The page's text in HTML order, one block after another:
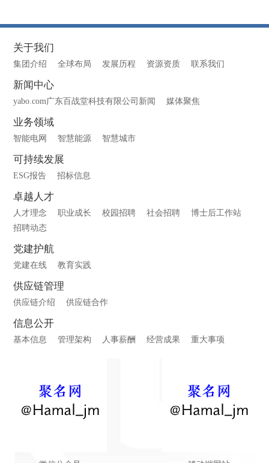
关于我们
集团介绍 全球布局 发展历程 资源资质 联系我们
新闻中心
yabo.com广东百战堂科技有限公司新闻 媒体聚焦
业务领域
智能电网 智慧能源 智慧城市
可持续发展
ESG报告 招标信息
卓越人才
人才理念 职业成长 校园招聘 社会招聘
博士后工作站
招聘动态
党建护航
党建在线 教育实践
供应链管理
供应链介绍 供应链合作
信息公开
基本信息 管理架构 人事薪酬 经营成果 重大事项